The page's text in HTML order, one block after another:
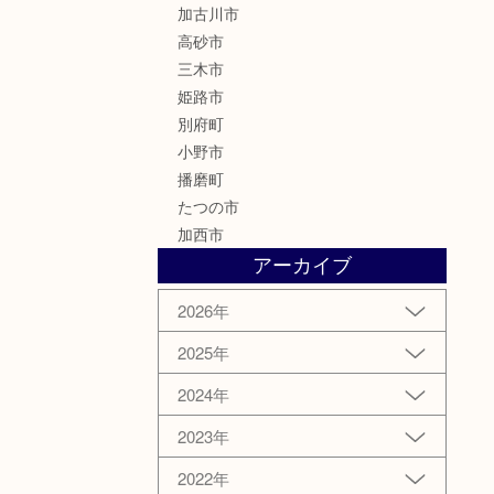
加古川市
高砂市
三木市
姫路市
別府町
小野市
播磨町
たつの市
加西市
アーカイブ
2026年
2025年
2024年
2023年
2022年